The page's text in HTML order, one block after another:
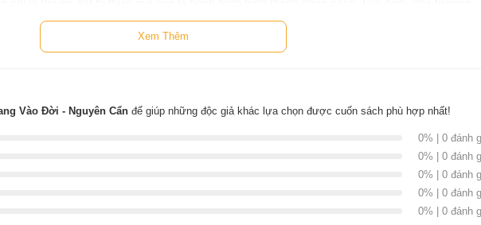
môi trường nuôi dưỡng lòng nhân ái, sự tử tế và tinh thần trách nhiệm nơi thế hệ trẻ.
biết sống chậm lại để thấu hiểu và cảm thông, những biểu hiện của bạo lực, vô cảm hay
sẽ từng bước bị đẩy lùi.
vào đời“
ai quan tâm đến việc xây dựng một thế hệ trẻ có tri thức, đạo đức và lý tưởng sống đẹp.
Cẩn
là Phạm Văn Nga), sinh năm 1956 tại Sài Gòn, là một trí thức đa tài. Ông tốt nghiệp
trị Kinh doanh và nhiều năm giảng dạy tại nhiều trường đại học. Với kiến thức sâu rộng
Xem Thêm
Vào Đời - Nguyên Cẩn để giúp những độc giả khác lựa chọn được cuốn sách phù hợp nhất!
0% | 0 đánh
0% | 0 đánh
0% | 0 đánh
0% | 0 đánh
0% | 0 đánh